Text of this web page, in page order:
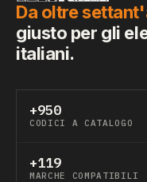
Da oltre
giusto per gli
italiani.
+950
CODICI A CATALOGO
+119
MARCHE COMPATIBILI